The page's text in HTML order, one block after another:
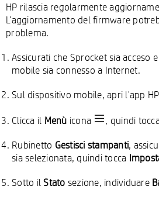
HP rilascia regolarmente
L'aggiornamento del firmware
problema.
Assicurati che Sprocket sia acceso
mobile sia connesso a Internet.
Sul dispositivo mobile, apri l'app
Clicca il Menù icona , quindi
Rubinetto Gestisci stampanti,
sia selezionata, quindi tocca
Sotto ilStato sezione, individuare